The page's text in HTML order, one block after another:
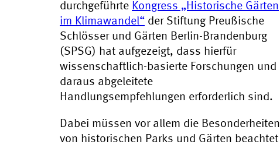
durchgeführte Kongress „Historische Gärten
im Klimawandel“ der Stiftung Preußische
Schlösser und Gärten Berlin-Brandenburg
(SPSG) hat aufgezeigt, dass hierfür
wissenschaftlich-basierte Forschungen und
daraus abgeleitete
Handlungsempfehlungen erforderlich sind.
Dabei müssen vor allem die Besonderheiten
von historischen Parks und Gärten beachtet